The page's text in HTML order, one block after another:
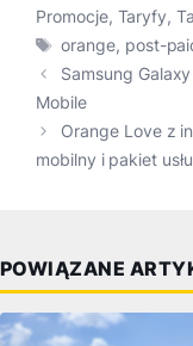
Promocje, Taryfy,
Tagi
orange, post-
Samsung
Mobile
Orange Love z
mobilny i pakiet
POWIĄZANE